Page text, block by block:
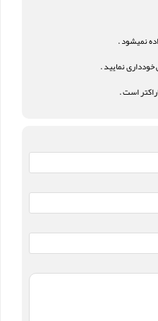
نمیشود .
نمایید .